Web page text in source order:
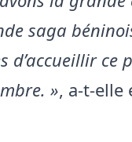
saga
d’accueillir
», a-t-elle